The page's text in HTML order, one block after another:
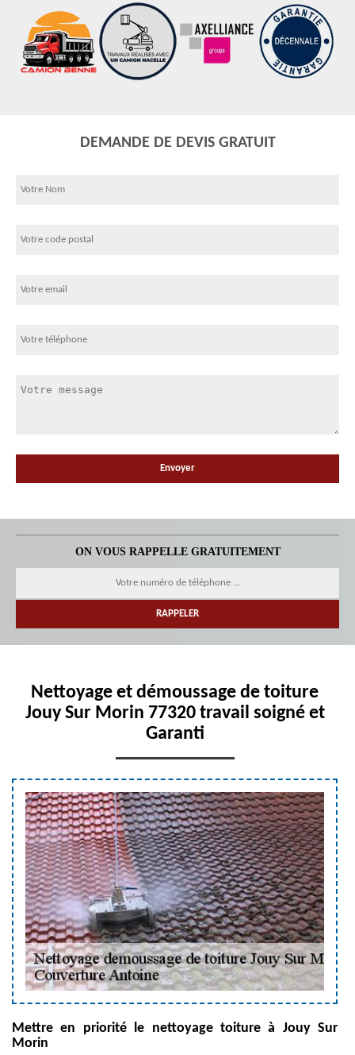
DEMANDE DE DEVIS GRATUIT
ON VOUS RAPPELLE GRATUITEMENT
Nettoyage et démoussage de toiture
Jouy Sur Morin 77320 travail soigné et
Garanti
Mettre en priorité le nettoyage toiture à Jouy Sur
Morin